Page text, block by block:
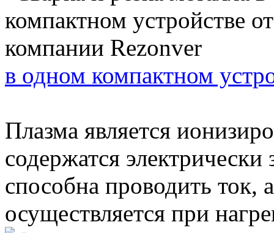
в одном компактном
Плазма является
содержатся
способна проводить ток,
осуществляется при